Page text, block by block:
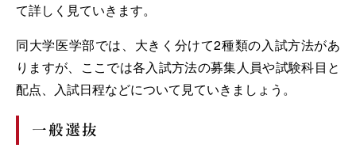
て詳しく見ていきます。
同大学医学部では、大きく分けて2種類の入試方法があ
りますが、ここでは各入試方法の募集人員や試験科目と
配点、入試日程などについて見ていきましょう。
一般選抜